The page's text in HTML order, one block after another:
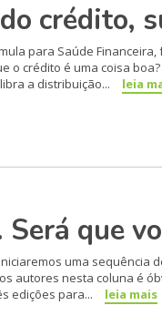
crédito,
para Saúde
o crédito é uma coisa
a distribuição...
leia
que
uma
autores nes­ta coluna é
edições para...
leia mais